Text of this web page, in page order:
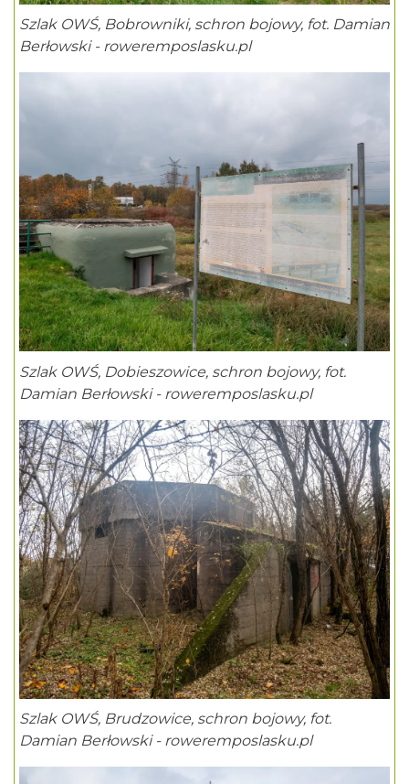
Szlak OWŚ, Bobrowniki, schron bojowy, fot. Damian
Berłowski - roweremposlasku.pl
Szlak OWŚ, Dobieszowice, schron bojowy, fot.
Damian Berłowski - roweremposlasku.pl
Szlak OWŚ, Brudzowice, schron bojowy, fot.
Damian Berłowski - roweremposlasku.pl